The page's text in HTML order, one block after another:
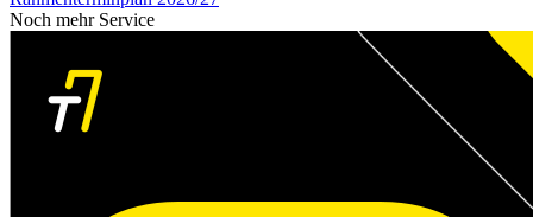
Noch mehr Service